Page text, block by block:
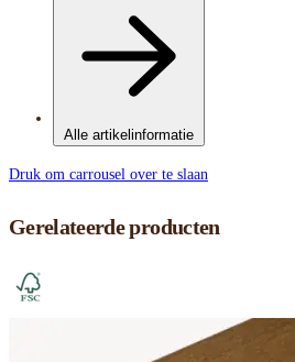
Alle artikelinformatie
Druk om carrousel over te slaan
Gerelateerde producten